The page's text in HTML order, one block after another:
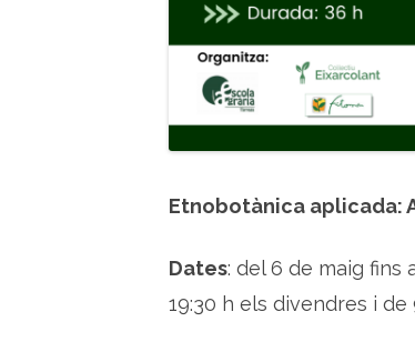
Etnobotànica aplicada:
Dates: del 6 de maig fins
19:30 h els divendres i